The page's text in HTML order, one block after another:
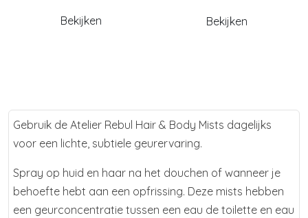
Bekijken Bekijken
Gebruik de Atelier Rebul Hair & Body Mists dagelijks
voor een lichte, subtiele geurervaring.
Spray op huid en haar na het douchen of wanneer je
behoefte hebt aan een opfrissing. Deze mists hebben
een geurconcentratie tussen een eau de toilette en eau